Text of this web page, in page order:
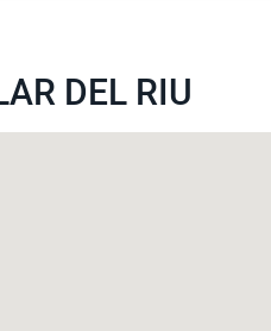
DEL RIU